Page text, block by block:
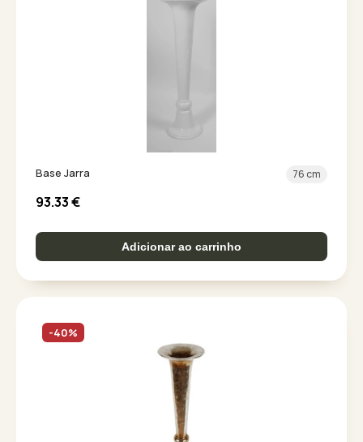
Base Jarra 76 cm
93.33€
Adicionar ao carrinho
-40%